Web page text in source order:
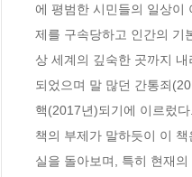
에 평범한 시민들의 일상이
제를 구속당하고 인간의 기
상 세계의 깊숙한 곳까지
되었으며 말 많던 간통죄
핵(2017년)되기에 이르렀
책의 부제가 말하듯이 이
실을 돌아보며, 특히 현재